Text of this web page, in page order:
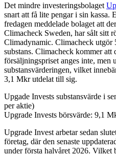
Det mindre investeringsbolaget
snart att få lite pengar i sin kassa.
fredagen meddelade bolaget att
Climacheck Sweden, har sålt sitt
Climadynamic. Climacheck utgör
substans. Climacheck kommer att
försäljningspriset anges inte, men
substansvärderingen, vilket
3,1 Mkr utdelat till sig.
Upgade Invests substansvärde i
per aktie)
Upgrade Invests börsvärde: 9,1
Upgrade Invest arbetar sedan
företag, där den senaste
under första halvåret 2026. Vilket